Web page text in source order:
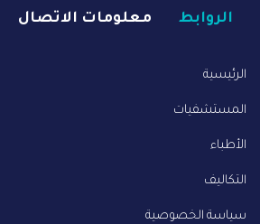
الروابط معلومات الاتصال
الرئيسية
المستشفيات
الأطباء
التكاليف
سياسة الخصوصية